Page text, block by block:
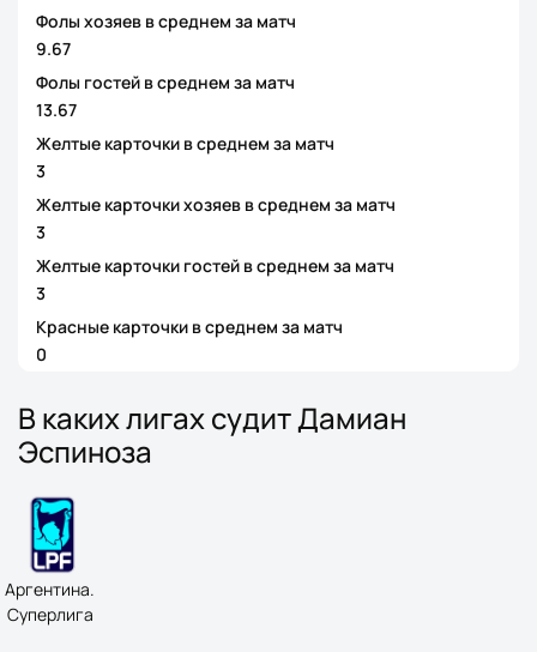
Фолы хозяев в среднем за матч
9.67
Фолы гостей в среднем за матч
13.67
Желтые карточки в среднем за матч
3
Желтые карточки хозяев в среднем за матч
3
Желтые карточки гостей в среднем за матч
3
Красные карточки в среднем за матч
0
В каких лигах судит Дамиан
Эспиноза
Аргентина.
Суперлига